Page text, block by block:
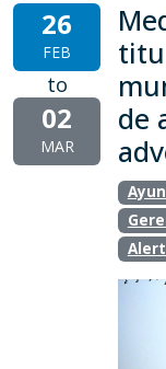
26
FEB
to
02
MAR
de